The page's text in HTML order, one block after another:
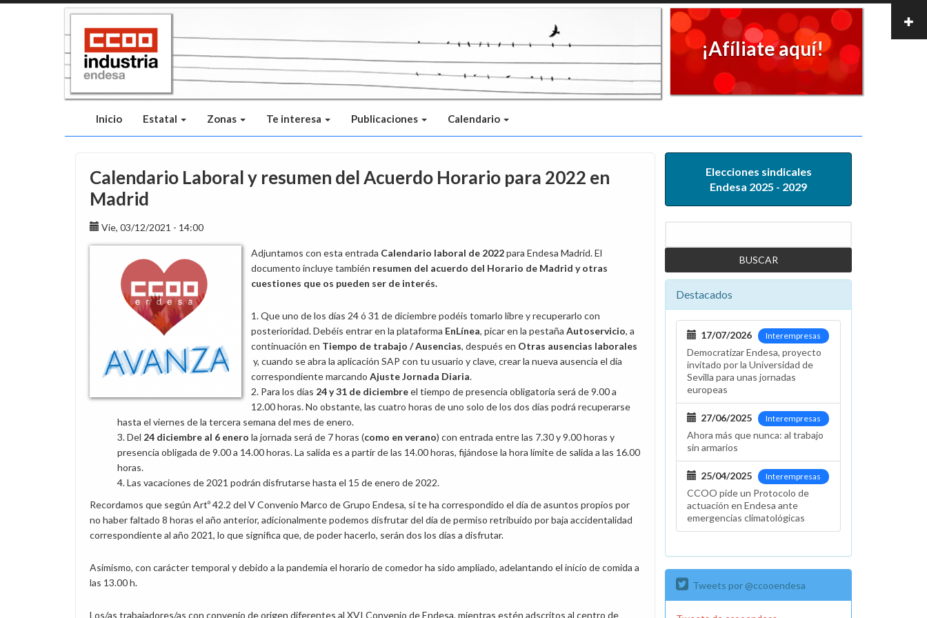
¡Afíliate aquí!
Inicio Estatal Zonas Te interesa Publicaciones Calendario
Calendario Laboral y resumen del Acuerdo Horario para 2022 en
Madrid
Vie, 03/12/2021 - 14:00
Adjuntamos con esta entrada Calendario laboral de 2022para Endesa Madrid. El
documento incluye también resumen del acuerdo del Horario de Madrid y otras
cuestiones que os pueden ser de interés.
Que uno de los días 24 ó 31 de diciembre podéis tomarlo libre y recuperarlo con
posterioridad. Debéis entrar en la plataforma EnLínea, picar en la pestaña Autoservicio, a
continuación en Tiempo de trabajo / Ausencias, después en Otras ausencias laborales
y, cuando se abra la aplicación SAP con tu usuario y clave, crear la nueva ausencia el día
correspondiente marcando Ajuste Jornada Diaria.
Para los días 24 y 31 de diciembreel tiempo de presencia obligatoria será de 9.00 a
12.00 horas. No obstante, las cuatro horas de uno solo de los dos días podrá recuperarse
hasta el viernes de la tercera semana del mes de enero.
Del 24 diciembre al 6 enero la jornada será de 7 horas (como en verano) con entrada entre las 7.30 y 9.00 horas y
presencia obligada de 9.00 a 14.00 horas. La salida es a partir de las 14.00 horas, fijándose la hora límite de salida a las 16.00
horas.
Las vacaciones de 2021 podrán disfrutarse hasta el 15 de enero de 2022.
Recordamos que según Artº 42.2 del V Convenio Marco de Grupo Endesa, si te ha correspondido el día de asuntos propios por
no haber faltado 8 horas el año anterior, adicionalmente podemos disfrutar del día de permiso retribuido por baja accidentalidad
correspondiente al año 2021, lo que significa que, de poder hacerlo, serán dos los días a disfrutar.
Asimismo, con carácter temporal y debido a la pandemia el horario de comedor ha sido ampliado, adelantando el inicio de comida a
las 13.00 h.
Los/as trabajadores/as con convenio de origen diferentes al XVI Convenio de Endesa, mientras estén adscritos al centro de
Elecciones sindicales
Endesa 2025 - 2029
Destacados
Interempresas
17/07/2026
Democratizar Endesa, proyecto
invitado por la Universidad de
Sevilla para unas jornadas
europeas
Interempresas
27/06/2025
Ahora más que nunca: al trabajo
sin armarios
Interempresas
25/04/2025
CCOO pide un Protocolo de
actuación en Endesa ante
emergencias climatológicas
Tweets por @ccooendesa